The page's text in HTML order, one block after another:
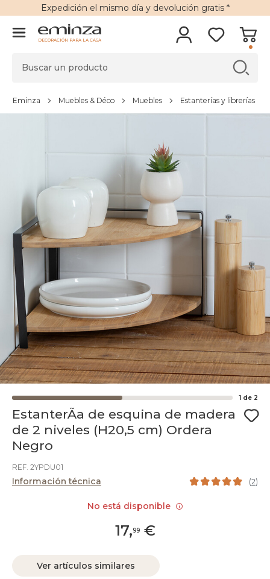
Expedición el mismo día y devolución gratis*
DECORACIÓN PARA LA CASA
Eminza Muebles & Déco Muebles Estanterías y librerías
1 de 2
EstanterÃ­a de esquina de madera
de 2 niveles (H20,5 cm) Ordera
Negro
REF. 2YPDU01
Información técnica (2)
17,99€
Ver artículos similares